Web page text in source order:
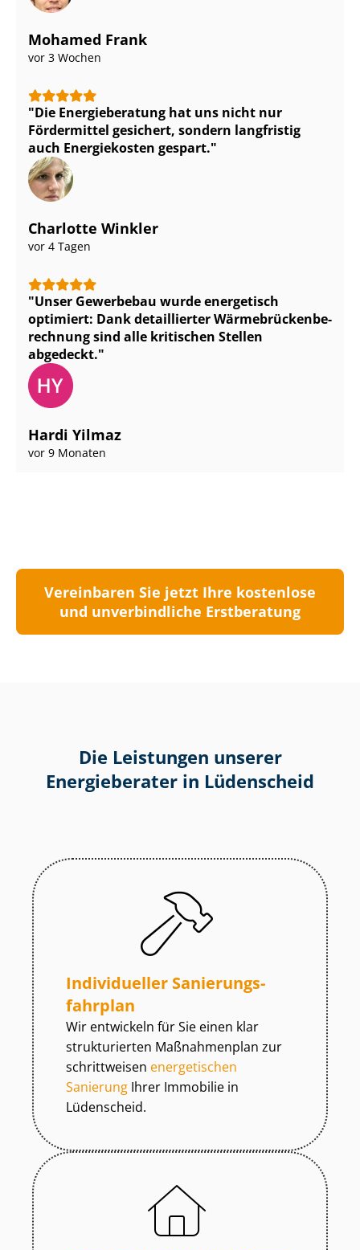
Mohamed Frank
vor 3 Wochen
Die Energieberatung hat uns nicht nur
Fördermittel gesichert, sondern langfristig
auch Energiekosten gespart.
Charlotte Winkler
vor 4 Tagen
Unser Gewerbebau wurde energetisch
optimiert: Dank detaillierter Wär­me­brü­cken­be­
rech­nung sind alle kritischen Stellen
abgedeckt.
Hardi Yilmaz
vor 9 Monaten
Vereinbaren Sie jetzt Ihre kostenlose
und unverbindliche Erstberatung
Die Leistungen unserer
Energieberater in Lüdenscheid
Individueller Sa­nie­rungs­
fahr­plan
Wir entwickeln für Sie einen klar
strukturierten Maßnahmenplan zur
schrittweisen energetischen
Sanierung Ihrer Immobilie in
Lüdenscheid.